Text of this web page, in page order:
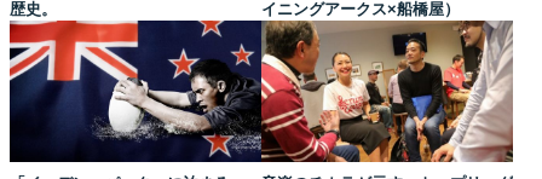
歴史。
イニングアークス×船橋屋）